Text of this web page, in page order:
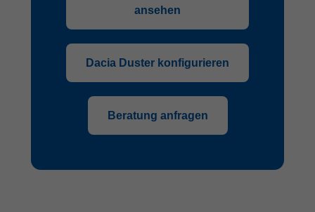
ansehen
Dacia Duster konfigurieren
Beratung anfragen